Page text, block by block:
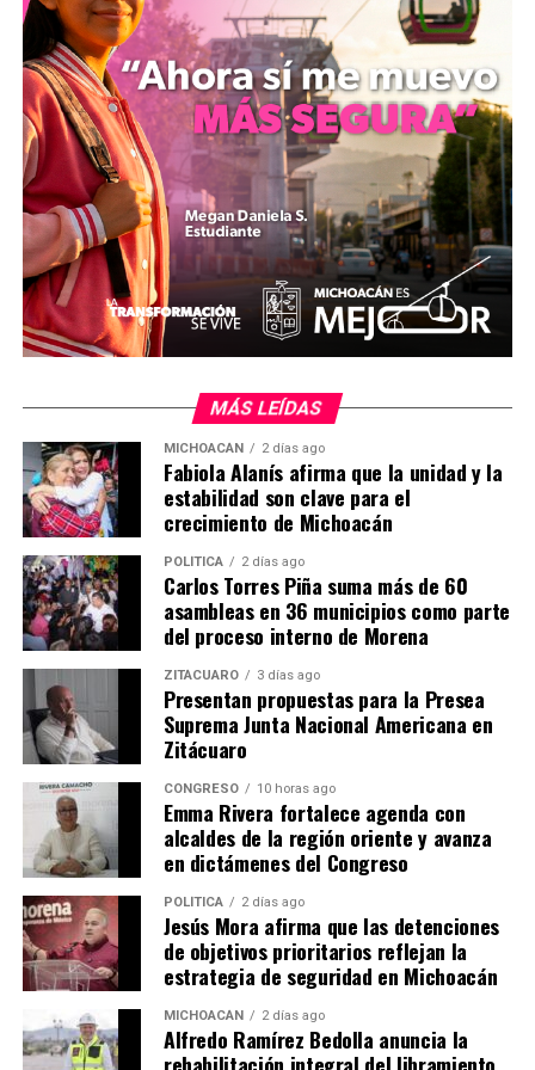
impulsado por la presidenta Claudia Sheinbaum Pardo,
el cual se enfoca en la población de nivel primaria.
De acuerdo con la planeación de la dependencia, las
jornadas optométricas a cargo de brigadas de
especialistas comenzarán en las escuelas el próximo 7
de septiembre para determinar el diagnóstico y la
graduación exacta de cada alumno. La institución señaló
que el inicio de estas actividades se alinea con los
principios de bienestar integral contemplados en el
modelo de la Nueva Escuela Mexicana.
MiZitácuaro.
Comparte con:
Me gusta esto:
Relacionado
Fortalecen educación en
Michoacán amplía oferta
MÁS LEÍDAS
MICHOACÁN 2 días ago
Fabiola Alanís afirma que la unidad y la
estabilidad son clave para el
crecimiento de Michoacán
POLÍTICA 2 días ago
Carlos Torres Piña suma más de 60
asambleas en 36 municipios como parte
del proceso interno de Morena
ZITÁCUARO 3 días ago
Presentan propuestas para la Presea
Suprema Junta Nacional Americana en
Zitácuaro
CONGRESO 10 horas ago
Emma Rivera fortalece agenda con
alcaldes de la región oriente y avanza
en dictámenes del Congreso
POLÍTICA 2 días ago
Jesús Mora afirma que las detenciones
de objetivos prioritarios reflejan la
estrategia de seguridad en Michoacán
MICHOACÁN 2 días ago
Alfredo Ramírez Bedolla anuncia la